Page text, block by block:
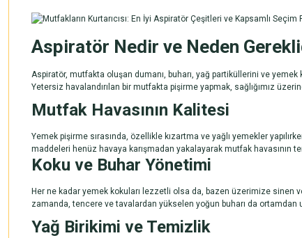
Aspiratör Nedir ve Neden
Aspiratör, mutfakta oluşan dumanı, buharı, yağ partiküllerini ve
Yetersiz havalandırılan bir mutfakta pişirme yapmak, sağlığımız
Mutfak Havasının Kalitesi
Yemek pişirme sırasında, özellikle kızartma ve yağlı yemekler
maddeleri henüz havaya karışmadan yakalayarak mutfak havasının
Koku ve Buhar Yönetimi
Her ne kadar yemek kokuları lezzetli olsa da, bazen üzerimize sinen
zamanda, tencere ve tavalardan yükselen yoğun buharı da
Yağ Birikimi ve Temizlik